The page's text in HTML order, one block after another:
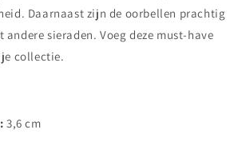
Daarnaast zijn de oorbellen prachtig
andere sieraden. Voeg deze must-have
collectie.
3,6 cm